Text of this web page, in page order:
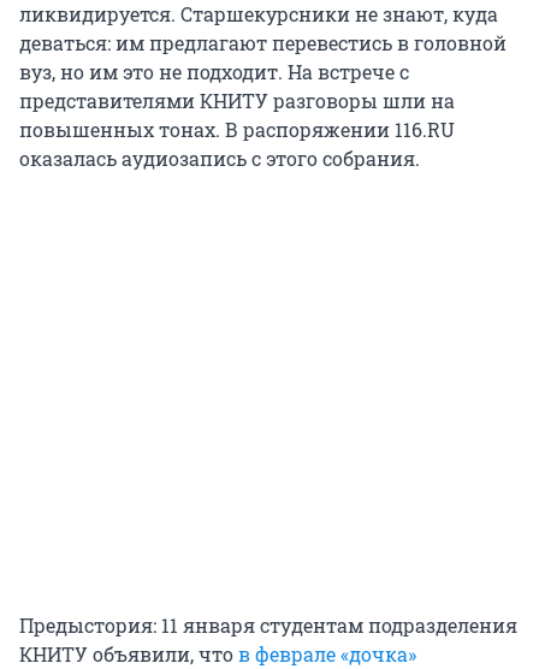
ликвидируется. Старшекурсники не знают, куда
деваться: им предлагают перевестись в головной
вуз, но им это не подходит. На встрече с
представителями КНИТУ разговоры шли на
повышенных тонах. В распоряжении 116.RU
оказалась аудиозапись с этого собрания.
Предыстория: 11 января студентам подразделения
КНИТУ объявили, чтов феврале «дочка»